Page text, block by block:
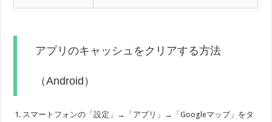
アプリのキャッシュをクリアする方法
（Android）
スマートフォンの「設定」→「アプリ」→「Googleマップ」をタ